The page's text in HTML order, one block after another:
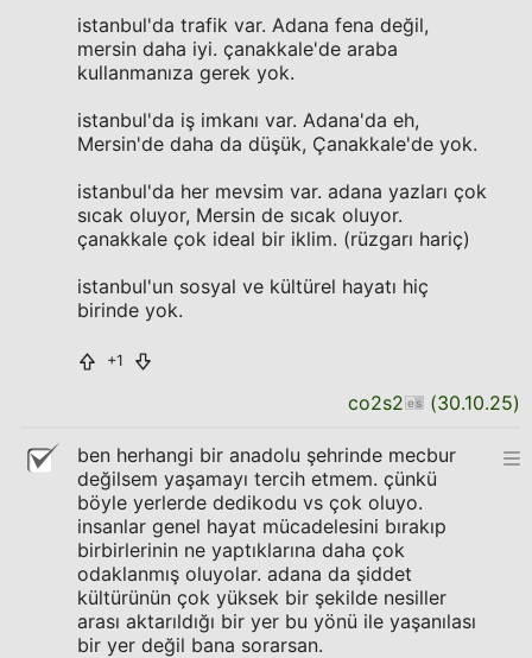
istanbul'da trafik var. Adana fena değil,
mersin daha iyi. çanakkale'de araba
kullanmanıza gerek yok.
istanbul'da iş imkanı var. Adana'da eh,
Mersin'de daha da düşük, Çanakkale'de yok.
istanbul'da her mevsim var. adana yazları çok
sıcak oluyor, Mersin de sıcak oluyor.
çanakkale çok ideal bir iklim. (rüzgarı hariç)
istanbul'un sosyal ve kültürel hayatı hiç
birinde yok.
+1
co2s2 (30.10.25)
ben herhangi bir anadolu şehrinde mecbur
değilsem yaşamayı tercih etmem. çünkü
böyle yerlerde dedikodu vs çok oluyo.
insanlar genel hayat mücadelesini bırakıp
birbirlerinin ne yaptıklarına daha çok
odaklanmış oluyolar. adana da şiddet
kültürünün çok yüksek bir şekilde nesiller
arası aktarıldığı bir yer bu yönü ile yaşanılası
bir yer değil bana sorarsan.